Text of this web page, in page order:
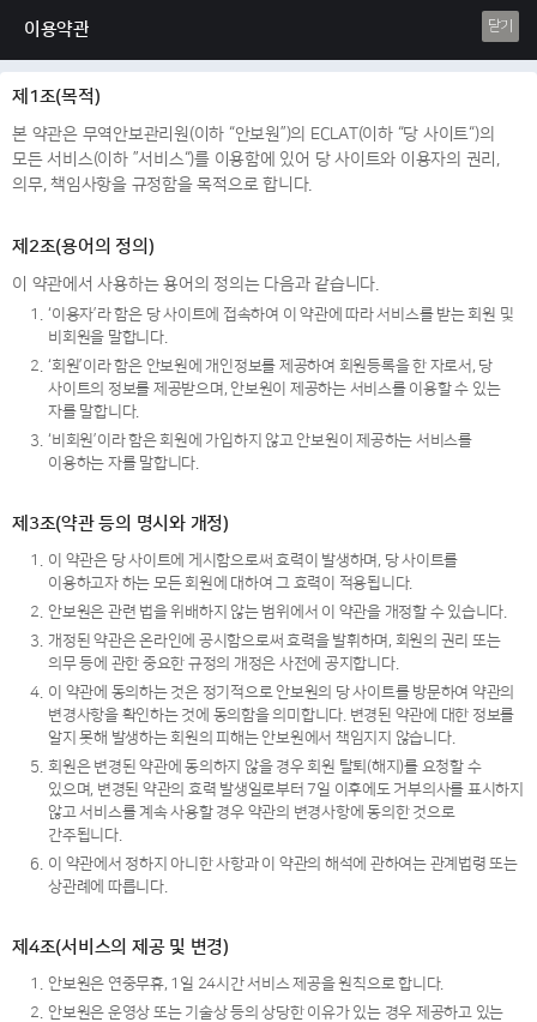
이용약관 닫기
제1조(목적)
본 약관은 무역안보관리원(이하 “안보원”)의 ECLAT(이하 “당 사이트“)의
모든 서비스(이하 ”서비스“)를 이용함에 있어 당 사이트와 이용자의 권리,
의무, 책임사항을 규정함을 목적으로 합니다.
제2조(용어의 정의)
이 약관에서 사용하는 용어의 정의는 다음과 같습니다.
1.
‘이용자’라 함은 당 사이트에 접속하여 이 약관에 따라 서비스를 받는 회원 및
비회원을 말합니다.
2. ‘회원’이라 함은 안보원에 개인정보를 제공하여 회원등록을 한 자로서, 당
사이트의 정보를 제공받으며, 안보원이 제공하는 서비스를 이용할 수 있는
자를 말합니다.
3. ‘비회원’이라 함은 회원에 가입하지 않고 안보원이 제공하는 서비스를
이용하는 자를 말합니다.
제3조(약관 등의 명시와 개정)
1.
이 약관은 당 사이트에 게시함으로써 효력이 발생하며, 당 사이트를
이용하고자 하는 모든 회원에 대하여 그 효력이 적용됩니다.
2.
안보원은 관련 법을 위배하지 않는 범위에서 이 약관을 개정할 수 있습니다.
3.
개정된 약관은 온라인에 공시함으로써 효력을 발휘하며, 회원의 권리 또는
의무 등에 관한 중요한 규정의 개정은 사전에 공지합니다.
4. 이 약관에 동의하는 것은 정기적으로 안보원의 당 사이트를 방문하여 약관의
변경사항을 확인하는 것에 동의함을 의미합니다. 변경된 약관에 대한 정보를
알지 못해 발생하는 회원의 피해는 안보원에서 책임지지 않습니다.
5. 회원은 변경된 약관에 동의하지 않을 경우 회원 탈퇴(해지)를 요청할 수
있으며, 변경된 약관의 효력 발생일로부터 7일 이후에도 거부의사를 표시하지
않고 서비스를 계속 사용할 경우 약관의 변경사항에 동의한 것으로
간주됩니다.
6.
이 약관에서 정하지 아니한 사항과 이 약관의 해석에 관하여는 관계법령 또는
상관례에 따릅니다.
제4조(서비스의 제공 및 변경)
1.
안보원은 연중무휴, 1일 24시간 서비스 제공을 원칙으로 합니다.
2.
안보원은 운영상 또는 기술상 등의 상당한 이유가 있는 경우 제공하고 있는